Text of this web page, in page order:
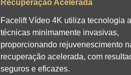
Recuperação Acelerada
Facelift Vídeo 4K utiliza tecnologia
técnicas minimamente invasivas,
proporcionando rejuvenescimento
recuperação acelerada, com
seguros e eficazes.